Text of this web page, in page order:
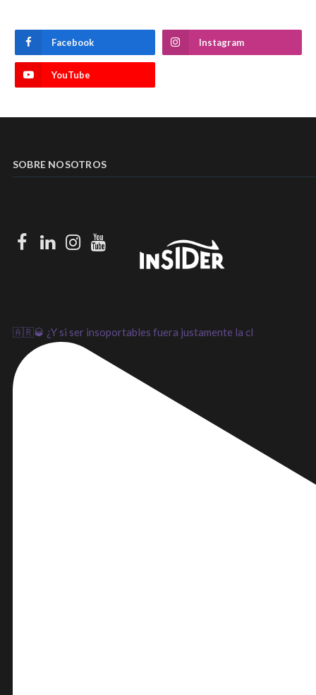
Facebook Instagram
YouTube
SOBRE NOSOTROS
Facebook
LinkedIn
Instagram
Youtube
🇦🇷🥃 ¿Y si ser insoportables fuera justamente la cl